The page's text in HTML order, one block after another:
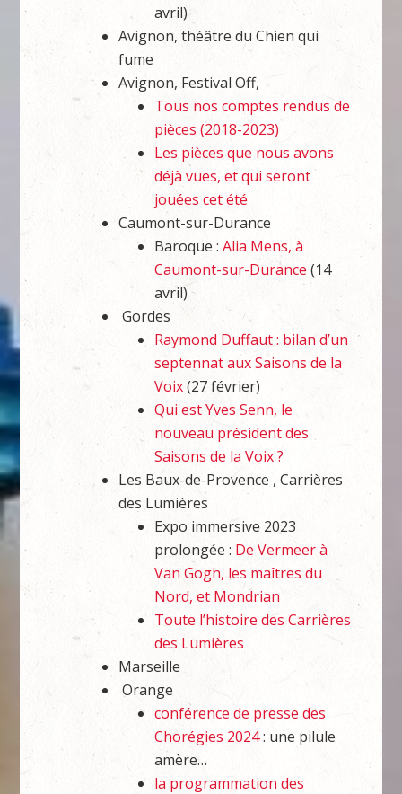
avril)
Avignon, théâtre du Chien qui
fume
Avignon, Festival Off,
Tous nos comptes rendus de
pièces (2018-2023)
Les pièces que nous avons
déjà vues, et qui seront
jouées cet été
Caumont-sur-Durance
Baroque :Alia Mens, à
Caumont-sur-Durance(14
avril)
Gordes
Raymond Duffaut : bilan d’un
septennat aux Saisons de la
Voix(27 février)
Qui est Yves Senn, le
nouveau président des
Saisons de la Voix ?
Les Baux-de-Provence , Carrières
des Lumières
Expo immersive 2023
prolongée : De Vermeer à
Van Gogh, les maîtres du
Nord, et Mondrian
Toute l’histoire des Carrières
des Lumières
Marseille
Orange
conférence de presse des
Chorégies 2024: une pilule
amère…
la programmation des